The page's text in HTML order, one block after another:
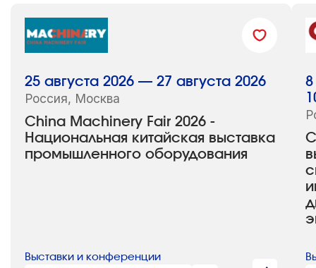
China Machinery Fair 2026 -
Национальная китайская выставка
промышленного оборудования
25 августа 2026 — 27 августа 2026
Россия, Москва
Выставки и конференции